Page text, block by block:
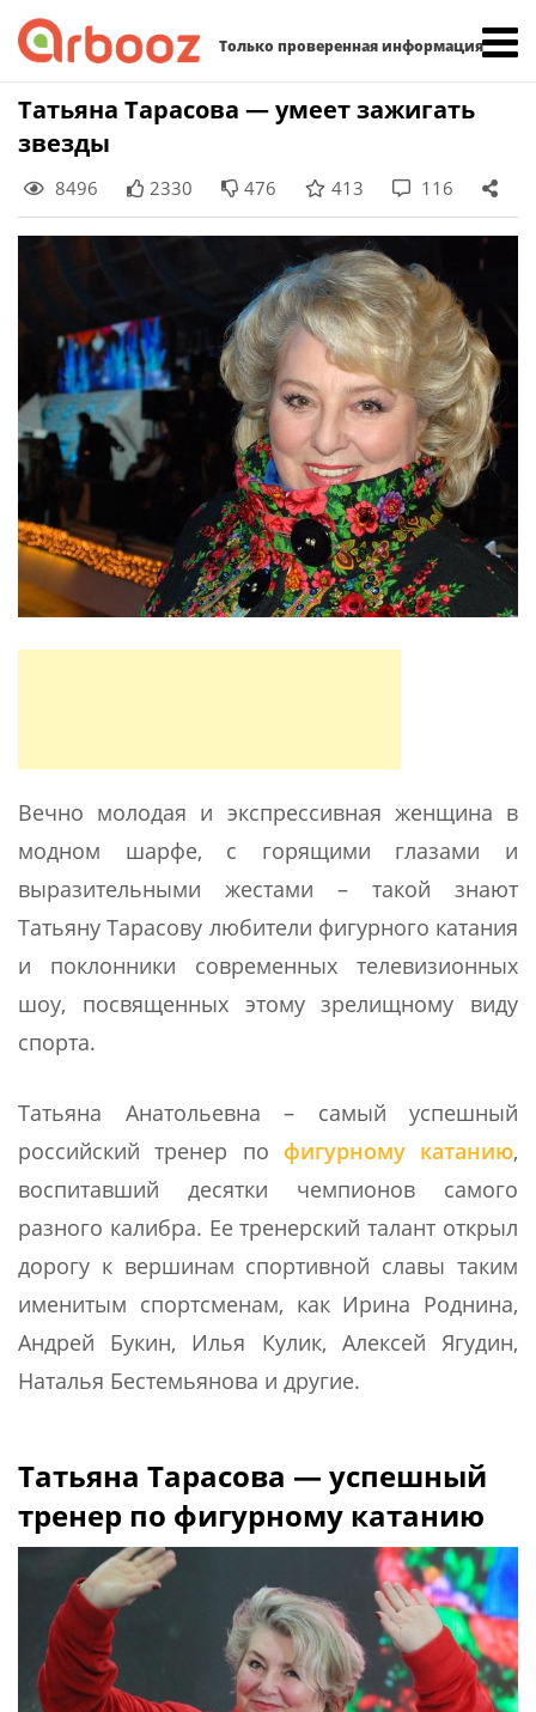
Только проверенная информация
Skip
content
Татьяна Тарасова — умеет зажигать
звезды
8496 2330 476 413 116
Вечно молодая и экспрессивная женщина в
модном шарфе, с горящими глазами и
выразительными жестами – такой знают
Татьяну Тарасову любители фигурного катания
и поклонники современных телевизионных
шоу, посвященных этому зрелищному виду
спорта.
Татьяна Анатольевна – самый успешный
российский тренер по фигурному катанию,
воспитавший десятки чемпионов самого
разного калибра. Ее тренерский талант открыл
дорогу к вершинам спортивной славы таким
именитым спортсменам, как Ирина Роднина,
Андрей Букин, Илья Кулик, Алексей Ягудин,
Наталья Бестемьянова и другие.
Татьяна Тарасова — успешный
тренер по фигурному катанию
Найти: